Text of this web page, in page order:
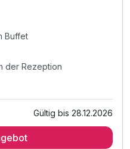
Buffet
der Rezeption
Buffet
Gültig bis 28.12.2026